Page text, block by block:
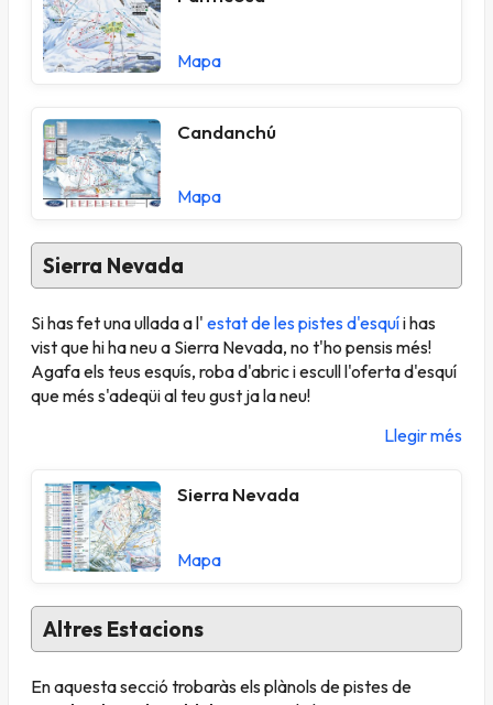
Mapa
Candanchú
Mapa
Sierra Nevada
Si has fet una ullada a l' estat de les pistes d'esquíi has
vist que hi ha neu a Sierra Nevada, no t'ho pensis més!
Agafa els teus esquís, roba d'abric i escull l'oferta d'esquí
que més s'adeqüi al teu gust ja la neu!
Llegir més
Sierra Nevada
Mapa
Altres Estacions
En aquesta secció trobaràs els plànols de pistes de